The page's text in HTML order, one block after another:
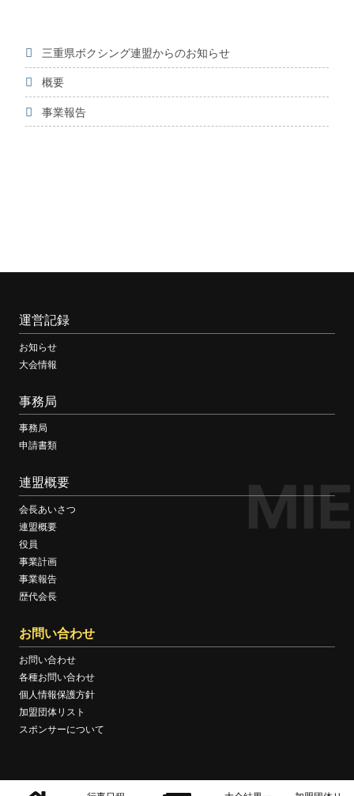
三重県ボクシング連盟からのお知らせ
概要
事業報告
MIE
運営記録
お知らせ
大会情報
事務局
事務局
申請書類
連盟概要
会長あいさつ
連盟概要
役員
事業計画
事業報告
歴代会長
お問い合わせ
お問い合わせ
各種お問い合わせ
個人情報保護方針
加盟団体リスト
スポンサーについて